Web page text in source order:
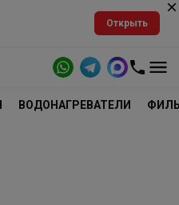
Открыть
ВОДОНАГРЕВАТЕЛИ